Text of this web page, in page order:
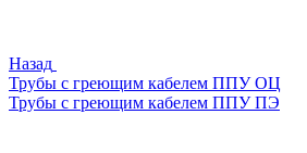
Назад
Трубы с греющим кабелем ППУ ОЦ
Трубы с греющим кабелем ППУ ПЭ